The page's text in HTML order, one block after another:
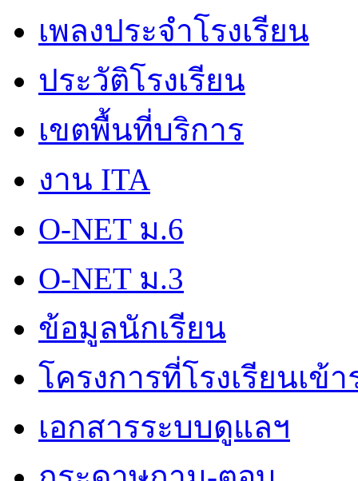
เพลงประจำโรงเรียน
ประวัติโรงเรียน
เขตพื้นที่บริการ
งาน ITA
O-NET ม.6
O-NET ม.3
ข้อมูลนักเรียน
โครงการที่โรงเรียนเข้
เอกสารระบบดูแลฯ